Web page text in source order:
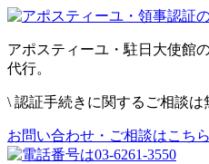
アポスティーユ・駐日大使館
代行。
\ 認証手続きに関するご相談
お問い合わせ・ご相談はこちら